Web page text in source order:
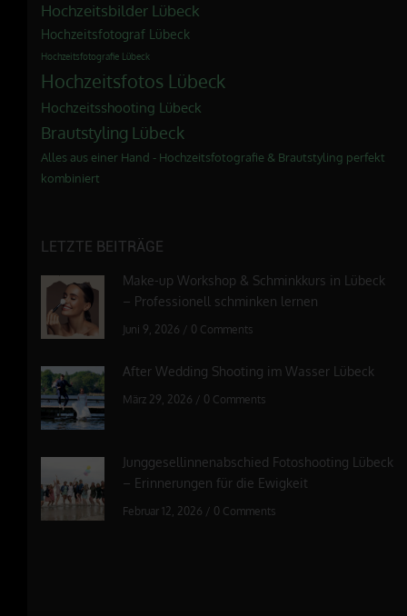
Hochzeitsbilder Lübeck
Hochzeitsfotograf Lübeck
Hochzeitsfotografie Lübeck
Hochzeitsfotos Lübeck
Hochzeitsshooting Lübeck
Brautstyling Lübeck
Alles aus einer Hand - Hochzeitsfotografie & Brautstyling perfekt
kombiniert
LETZTE BEITRÄGE
Make-up Workshop & Schminkkurs in Lübeck
– Professionell schminken lernen
Juni 9, 2026 / 0 Comments
After Wedding Shooting im Wasser Lübeck
März 29, 2026 / 0 Comments
Junggesellinnenabschied Fotoshooting Lübeck
– Erinnerungen für die Ewigkeit
Februar 12, 2026 / 0 Comments